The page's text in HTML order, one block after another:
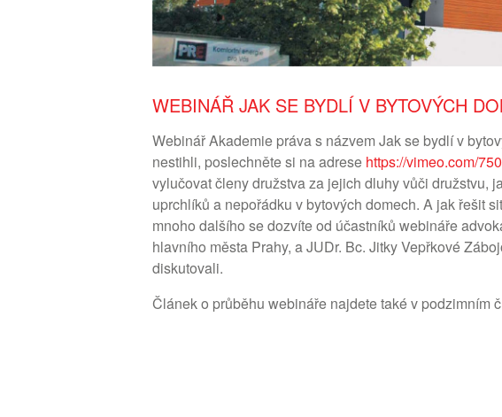
WEBINÁŘ JAK SE BYDLÍ V BYTOVÝCH
Webinář Akademie práva s názvem Jak se bydlí v
nestihli, poslechněte si na adrese https://vimeo.com/
vylučovat členy družstva za jejich dluhy vůči družstvu,
uprchlíků a nepořádku v bytových domech. A jak řešit
mnoho dalšího se dozvíte od účastníků webináře
hlavního města Prahy, a JUDr. Bc. Jitky Vepřkové
diskutovali.
Článek o průběhu webináře najdete také v podzimním